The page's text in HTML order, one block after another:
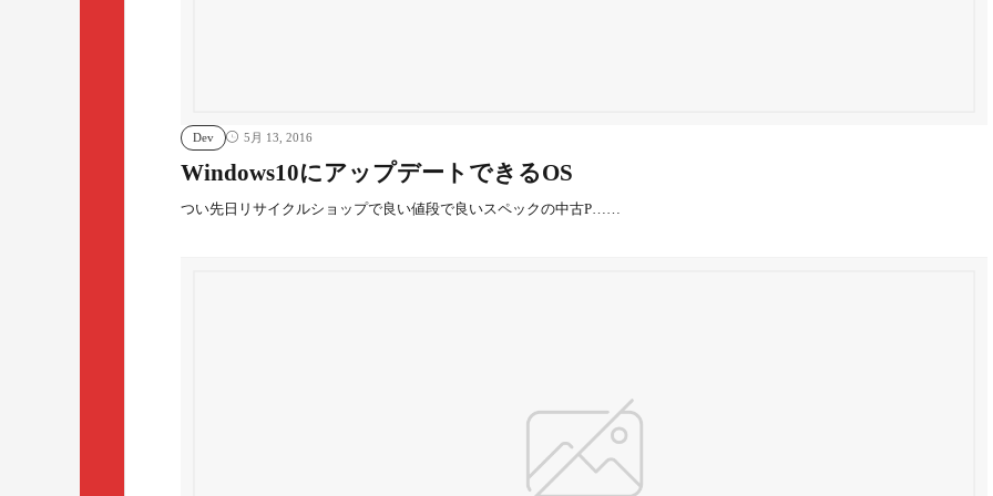
Dev 5月 13, 2016
Windows10にアップデートできるOS
つい先日リサイクルショップで良い値段で良いスペックの中古P……